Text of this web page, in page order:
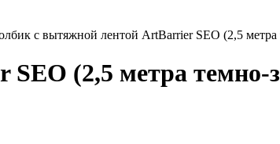
с вытяжной лентой ArtBarrier SEO (2,5 метра
(2,5 метра темно-